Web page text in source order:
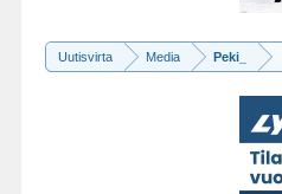
Uutisvirta Media Peki_